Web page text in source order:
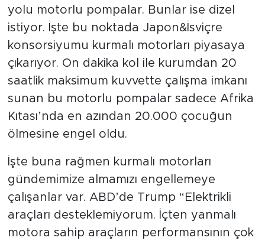
yolu motorlu pompalar. Bunlar ise dizel
istiyor. İşte bu noktada Japon&İsviçre
konsorsiyumu kurmalı motorları piyasaya
çıkarıyor. On dakika kol ile kurumdan 20
saatlik maksimum kuvvette çalışma imkanı
sunan bu motorlu pompalar sadece Afrika
Kıtası’nda en azından 20.000 çocuğun
ölmesine engel oldu.
İşte buna rağmen kurmalı motorları
gündemimize almamızı engellemeye
çalışanlar var. ABD’de Trump “Elektrikli
araçları desteklemiyorum. İçten yanmalı
motora sahip araçların performansının çok